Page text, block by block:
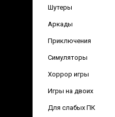
Шутеры
Аркады
Приключения
Симуляторы
Хоррор игры
Игры на двоих
Для слабых ПК